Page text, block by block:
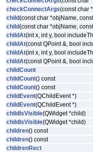
checkConnectArgs(const char
child(const char *objName,
child(const char *objName,
childAt(int x, int y, bool
childAt(const QPoint &, bool
childAt(int x, int y, bool
childAt(const QPoint &, bool
childCount
childCount() const
childCount() const
childEvent(QChildEvent *)
childEvent(QChildEvent *)
childIsVisible(QWidget *child)
childIsVisible(QWidget *child)
children() const
children() const
childrenRect